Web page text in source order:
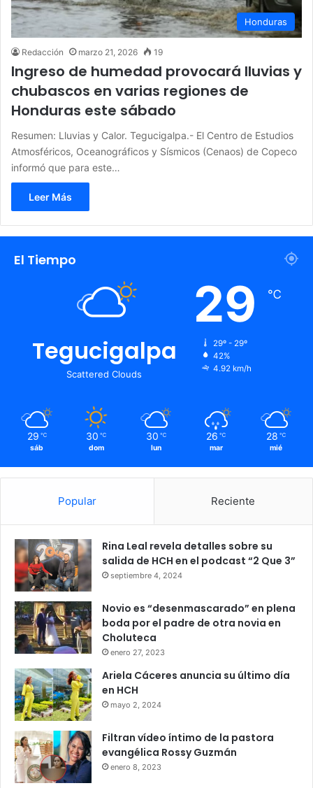
Honduras
Redacción marzo 21, 2026 19
Ingreso de humedad provocará lluvias y
chubascos en varias regiones de
Honduras este sábado
Resumen: Lluvias y Calor. Tegucigalpa.- El Centro de Estudios
Atmosféricos, Oceanográficos y Sísmicos (Cenaos) de Copeco
informó que para este…
Leer Más
El Tiempo
Tegucigalpa
Scattered Clouds
29 ℃
29º - 29º
42%
4.92 km/h
29 ℃
sáb
30 ℃
dom
30 ℃
lun
26 ℃
mar
28 ℃
mié
Popular Reciente
Rina Leal revela detalles sobre su
salida de HCH en el podcast “2 Que 3”
septiembre 4, 2024
Novio es “desenmascarado” en plena
boda por el padre de otra novia en
Choluteca
enero 27, 2023
Ariela Cáceres anuncia su último día
en HCH
mayo 2, 2024
Filtran vídeo íntimo de la pastora
evangélica Rossy Guzmán
enero 8, 2023